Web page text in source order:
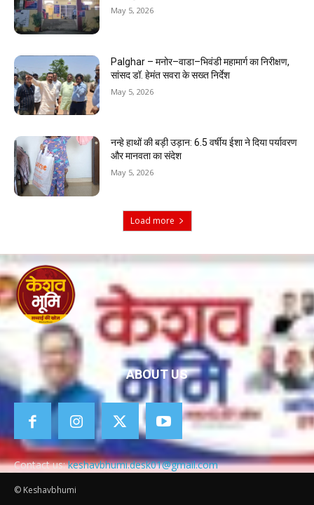
May 5, 2026
Palghar – मनोर–वाडा–भिवंडी महामार्ग का निरीक्षण,
सांसद डॉ. हेमंत सवरा के सख्त निर्देश
May 5, 2026
नन्हे हाथों की बड़ी उड़ान: 6.5 वर्षीय ईशा ने दिया पर्यावरण
और मानवता का संदेश
May 5, 2026
Load more
ABOUT US
Contact us:keshavbhumi.desk01@gmail.com
© Keshavbhumi